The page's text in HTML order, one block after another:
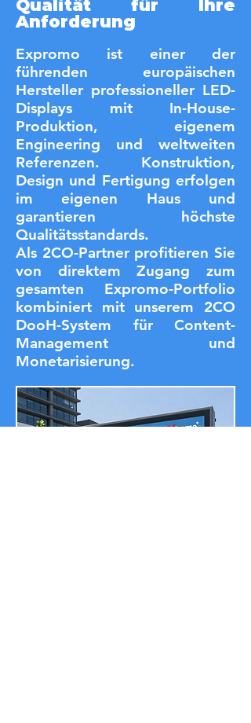
Qualität für Ihre
Anforderung
Expromo ist einer der
führenden europäischen
Hersteller professioneller LED-
Displays mit In-House-
Produktion, eigenem
Engineering und weltweiten
Referenzen. Konstruktion,
Design und Fertigung erfolgen
im eigenen Haus und
garantieren höchste
Qualitätsstandards.
Als 2CO-Partner profitieren Sie
von direktem Zugang zum
gesamten Expromo-Portfolio
kombiniert mit unserem 2CO
DooH-System für Content-
Management und
Monetarisierung.